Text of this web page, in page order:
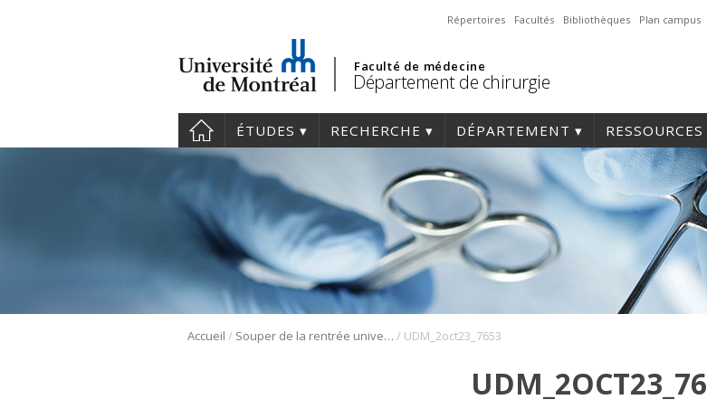
Répertoires Facultés Bibliothèques Plan campus
Faculté de médecine
Département de chirurgie
ÉTUDES RECHERCHE DÉPARTEMENT RESSOURCES
Accueil / Souper de la rentrée universitaire du 2 octobre 2023 / UDM_2oct23_7653